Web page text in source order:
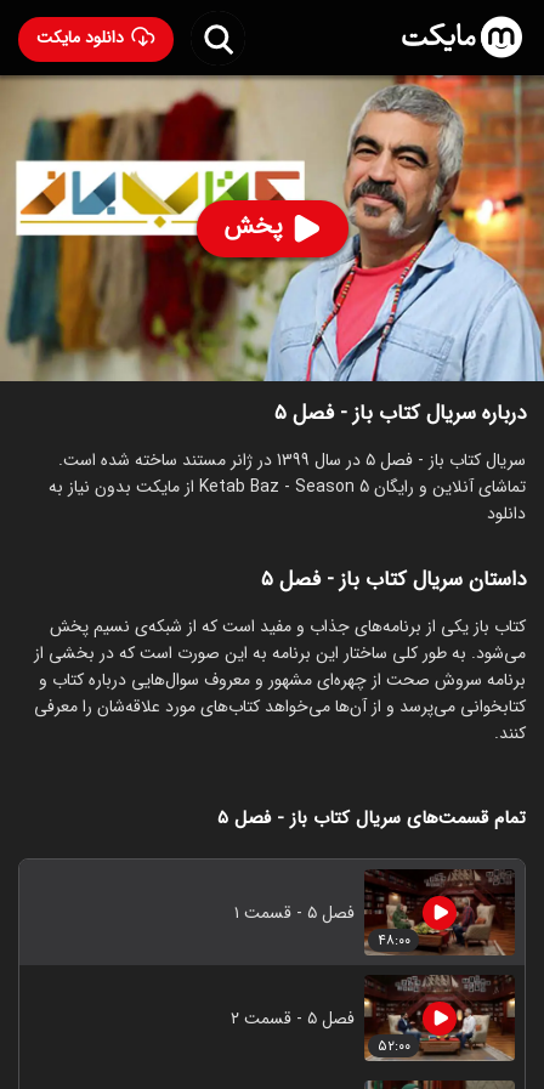
دانلود مایکت
پخش
سریال کتاب باز - فصل ۵
۸۰ 72%
ساخت ایران سال 1399
رده سنی ۱۳+
سریال
مستند
توضیحات قسمت‌ها سریال‌های مشابه
درباره سریال کتاب باز - فصل ۵
سریال کتاب باز - فصل ۵ در سال 1399 در ژانر مستند ساخته شده است.
تماشای آنلاین و رایگان Ketab Baz - Season 5 از مایکت بدون نیاز به
دانلود
داستان سریال کتاب باز - فصل ۵
‏کتاب باز یکی از برنامه‌های جذاب و مفید است که از شبکه‌ی نسیم پخش
می‌شود. به طور کلی ساختار این برنامه به این صورت است که در بخشی از
برنامه سروش صحت از چهره‌ای مشهور و معروف سوال‌هایی درباره کتاب و
کتابخوانی می‌پرسد و از آن‌ها می‌خواهد کتاب‌های مورد علاقه‌شان را معرفی
کنند.
تمام قسمت‌های سریال کتاب باز - فصل ۵
۴۸:۰۰
فصل ۵ - قسمت ۱
۵۲:۰۰
فصل ۵ - قسمت ۲